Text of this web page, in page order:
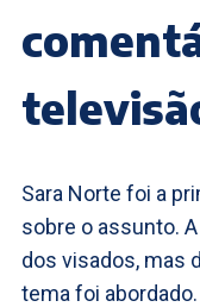
Sara Norte foi a
sobre o assunto.
dos visados, mas
tema foi abordado.